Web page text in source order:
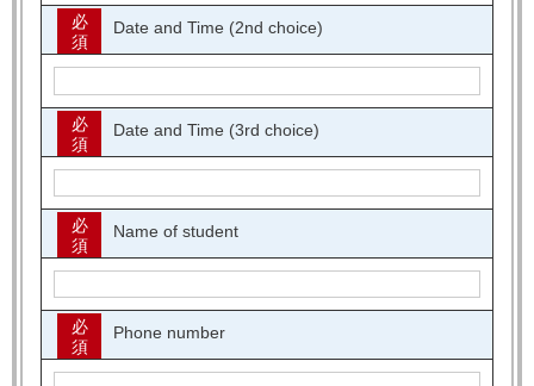
Date and Time (2nd choice)
必
須
Date and Time (3rd choice)
必
須
Name of student
必
須
Phone number
必
須